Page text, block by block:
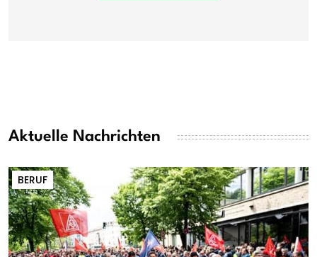
Aktuelle Nachrichten
BERUF